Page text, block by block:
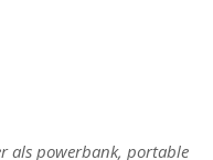
als powerbank, portable